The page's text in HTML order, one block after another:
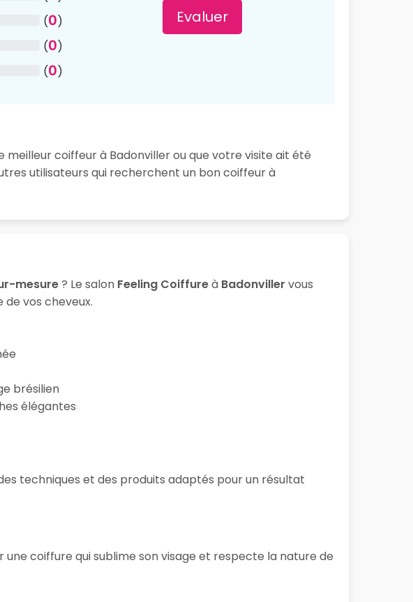
(0)
(0)
(0)
Evaluer
meilleur coiffeur à Badonviller ou que votre visite ait été
utilisateurs qui recherchent un bon coiffeur à
mesure? Le salon Feeling Coiffureà Badonviller vous
vos cheveux.
brésilien
élégantes
techniques et des produits adaptés pour un résultat
une coiffure qui sublime son visage et respecte la nature de